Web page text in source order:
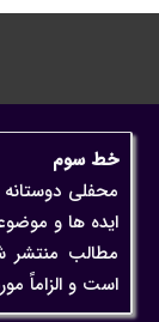
خط سوم
محفلی دوستانه
ایده ها و
مطالب
است و الزاماً